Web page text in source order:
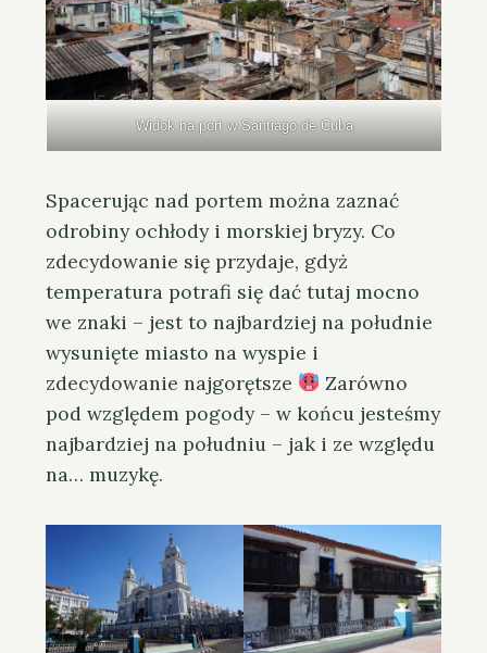
Widok na port w Santiago de Cuba
Spacerując nad portem można zaznać
odrobiny ochłody i morskiej bryzy. Co
zdecydowanie się przydaje, gdyż
temperatura potrafi się dać tutaj mocno
we znaki – jest to najbardziej na południe
wysunięte miasto na wyspie i
zdecydowanie najgorętsze
Zarówno
pod względem pogody – w końcu jesteśmy
najbardziej na południu – jak i ze względu
na… muzykę.